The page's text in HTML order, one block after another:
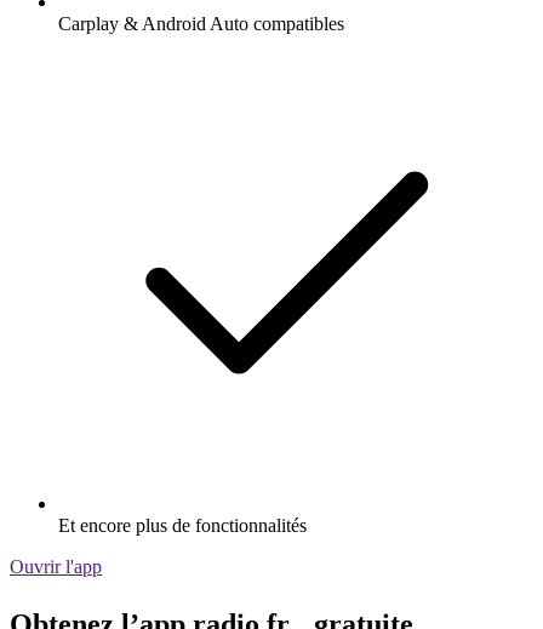
Carplay & Android Auto compatibles
Et encore plus de fonctionnalités
Ouvrir l'app